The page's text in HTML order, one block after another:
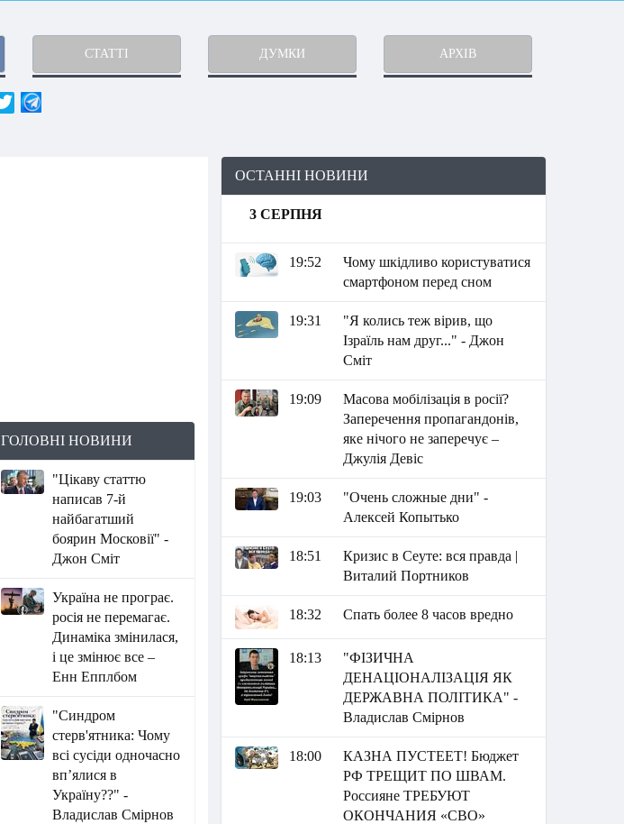
СТАТТІ ДУМКИ АРХІВ
ГОЛОВНІ НОВИНИ
"Цікаву статтю
написав 7-й
найбагатший
боярин Московії" -
Джон Сміт
Україна не програє.
росія не перемагає.
Динаміка змінилася,
і це змінює все –
Енн Епплбом
"Синдром
стерв'ятника: Чому
всі сусіди одночасно
вп’ялися в
Україну??" -
Владислав Смірнов
ОСТАННІ НОВИНИ
3 СЕРПНЯ
19:52
Чому шкідливо користуватися
смартфоном перед сном
19:31
"Я колись теж вірив, що
Ізраїль нам друг..." - Джон
Сміт
19:09
Масова мобілізація в росії?
Заперечення пропагандонів,
яке нічого не заперечує –
Джулія Девіс
19:03
"Очень сложные дни" -
Алексей Копытько
18:51
Кризис в Сеуте: вся правда |
Виталий Портников
18:32 Спать более 8 часов вредно
18:13
"ФІЗИЧНА
ДЕНАЦІОНАЛІЗАЦІЯ ЯК
ДЕРЖАВНА ПОЛІТИКА" -
Владислав Смірнов
18:00
КАЗНА ПУСТЕЕТ! Бюджет
РФ ТРЕЩИТ ПО ШВАМ.
Россияне ТРЕБУЮТ
ОКОНЧАНИЯ «СВО»